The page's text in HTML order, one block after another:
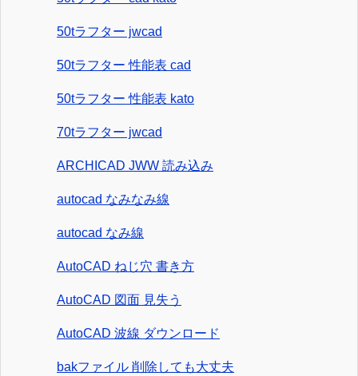
50tラフター jwcad
50tラフター 性能表 cad
50tラフター 性能表 kato
70tラフター jwcad
ARCHICAD JWW 読み込み
autocad なみなみ線
autocad なみ線
AutoCAD ねじ穴 書き方
AutoCAD 図面 見失う
AutoCAD 波線 ダウンロード
bakファイル 削除しても大丈夫